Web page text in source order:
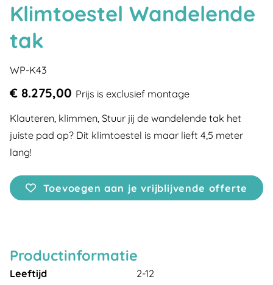
Klimtoestel Wandelende
tak
WP-K43
€ 8.275,00 Prijs is exclusief montage
Klauteren, klimmen, Stuur jij de wandelende tak het
juiste pad op? Dit klimtoestel is maar lieft 4,5 meter
lang!
Toevoegen aan je vrijblijvende offerte
Productinformatie
Leeftijd
2-12